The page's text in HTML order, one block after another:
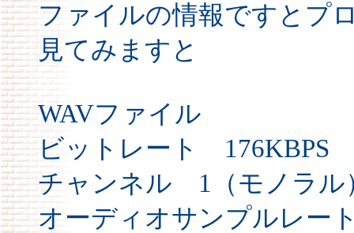
ファイルの情報ですとプ
見てみますと
WAVファイル
ビットレート 176KBPS
チャンネル 1（モノラル
オーディオサンプルレー